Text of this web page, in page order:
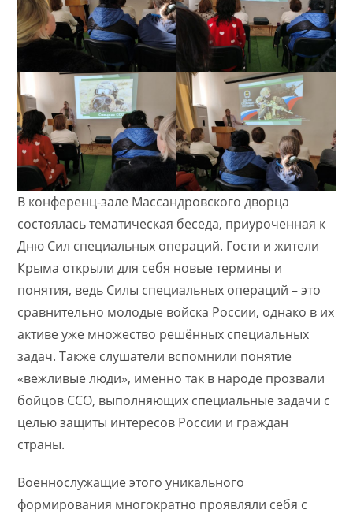
В конференц-зале Массандровского дворца
состоялась тематическая беседа, приуроченная к
Дню Сил специальных операций. Гости и жители
Крыма открыли для себя новые термины и
понятия, ведь Силы специальных операций – это
сравнительно молодые войска России, однако в их
активе уже множество решённых специальных
задач. Также слушатели вспомнили понятие
«вежливые люди», именно так в народе прозвали
бойцов ССО, выполняющих специальные задачи с
целью защиты интересов России и граждан
страны.
Военнослужащие этого уникального
формирования многократно проявляли себя с